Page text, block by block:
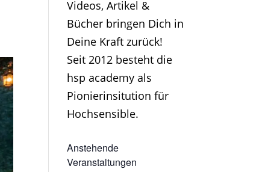
Videos, Artikel &
Bücher bringen Dich in
Deine Kraft zurück!
Seit 2012 besteht die
hsp academy als
Pionierinsitution für
Hochsensible.
Anstehende
Veranstaltungen